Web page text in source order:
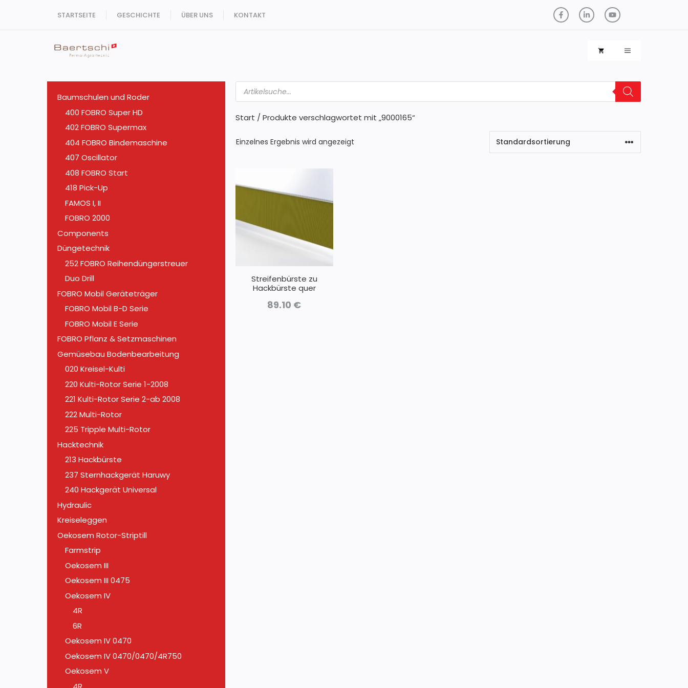
STARTSEITE GESCHICHTE ÜBER UNS KONTAKT
Products
search
Start / Produkte verschlagwortet mit „9000165“
Einzelnes Ergebnis wird angezeigt
Streifenbürste zu
Hackbürste quer
89.10 €
Baumschulen und Roder
400 FOBRO Super HD
402 FOBRO Supermax
404 FOBRO Bindemaschine
407 Oscillator
408 FOBRO Start
418 Pick-Up
FAMOS I, II
FOBRO 2000
Components
Düngetechnik
252 FOBRO Reihendüngerstreuer
Duo Drill
FOBRO Mobil Geräteträger
FOBRO Mobil B-D Serie
FOBRO Mobil E Serie
FOBRO Pflanz & Setzmaschinen
Gemüsebau Bodenbearbeitung
020 Kreisel-Kulti
220 Kulti-Rotor Serie 1-2008
221 Kulti-Rotor Serie 2-ab 2008
222 Multi-Rotor
225 Tripple Multi-Rotor
Hacktechnik
213 Hackbürste
237 Sternhackgerät Haruwy
240 Hackgerät Universal
Hydraulic
Kreiseleggen
Oekosem Rotor-Striptill
Farmstrip
Oekosem III
Oekosem III 0475
Oekosem IV
4R
6R
Oekosem IV 0470
Oekosem IV 0470/0470/4R750
Oekosem V